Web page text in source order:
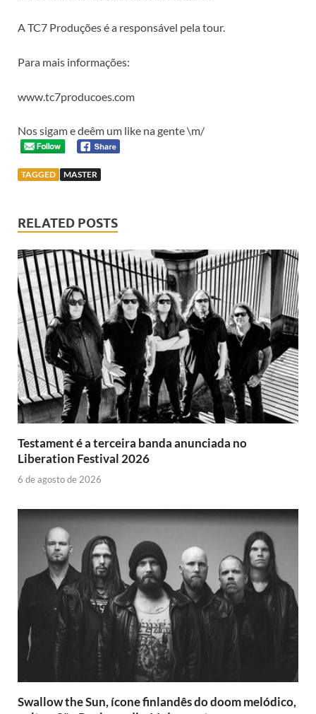
A TC7 Produções é a responsável pela tour.
Para mais informações:
www.tc7producoes.com
Nos sigam e deêm um like na gente \m/
TAGGED MASTER
RELATED POSTS
Testament é a terceira banda anunciada no
Liberation Festival 2026
6 de agosto de 2026
Swallow the Sun, ícone finlandês do doom melódico,